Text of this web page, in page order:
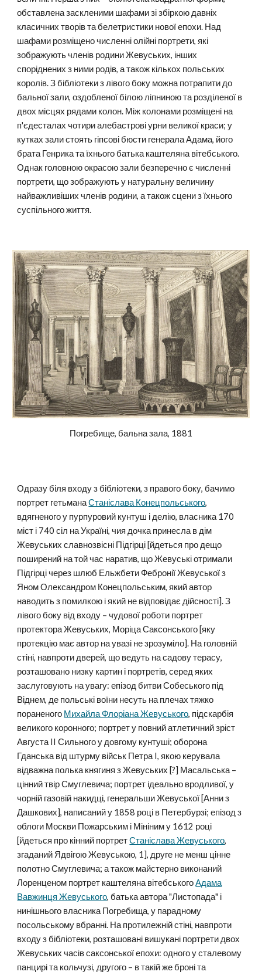
обставлена заскленими шафами зі збіркою давніх
класичних творів та белетристики нової епохи. Над
шафами розміщено численні олійні портрети, які
зображують членів родини Жевуських, інших
споріднених з ними родів, а також кількох польських
королів. З бібліотеки з лівого боку можна потрапити до
бальної зали, оздобленої білою ліпниною та розділеної в
двох місцях рядами колон. Між колонами розміщені на
п'єдесталах чотири алебастрові урни великої краси; у
кутках зали стоять гіпсові бюсти генерала Адама, його
брата Генрика та їхнього батька каштеляна вітебського.
Однак головною окрасою зали безперечно є численні
портрети, що зображують у натуральну величину
найважливіших членів родини, а також сцени з їхнього
суспільного життя.
Погребище, бальна зала, 1881
Одразу біля входу з бібліотеки, з правого боку, бачимо
портрет гетьманаСтаніслава Конецпольського,
вдягненого у пурпуровий кунтуш і делію, власника 170
міст і 740 сіл на Україні, чия дочка принесла в дім
Жевуських славнозвісні Підгірці [йдеться про дещо
поширений на той час наратив, що Жевуські отримали
Підгірці через шлюб Ельжбети Фебронії Жевуської з
Яном Олександром Конецпольським, який автор
наводить з помилкою і який не відповідає дійсності]. З
лівого боку від входу – чудової роботи портрет
протектора Жевуських, Моріца Саксонського [яку
протекцію має автор на увазі не зрозуміло]. На головній
стіні, навпроти дверей, що ведуть на садову терасу,
розташовано низку картин і портретів, серед яких
заслуговують на увагу: епізод битви Собеського під
Віднем, де польські воїни несуть на плечах тяжко
пораненого Михайла Флоріана Жевуського, підскарбія
великого коронного; портрет у повний атлетичний зріст
Августа II Сильного у довгому кунтуші; оборона
Гданська від штурму військ Петра I, якою керувала
відважна полька княгиня з Жевуських [?] Масальська –
цінний твір Смуглевича; портрет ідеально вродливої, у
чорній газовій накидці, генеральши Жевуської [Анни з
Дашкових], написаний у 1858 році в Петербурзі; епізод з
облоги Москви Пожарським і Мініним у 1612 році
[йдеться про кінний портретСтаніслава Жевуського,
згаданий Ядвігою Жевуською, 1], друге не менш цінне
полотно Смуглевича; а також майстерно виконаний
Лоренценом портрет каштеляна вітебськогоАдама
Вавжинця Жевуського, батька автора "Листопада" і
нинішнього власника Погребища, у парадному
посольському вбранні. На протилежній стіні, навпроти
входу з бібліотеки, розташовані вишукані портрети двох
Жевуських часів саксонської епохи: одного у сталевому
панцирі та кольчузі, другого – в такій же броні та